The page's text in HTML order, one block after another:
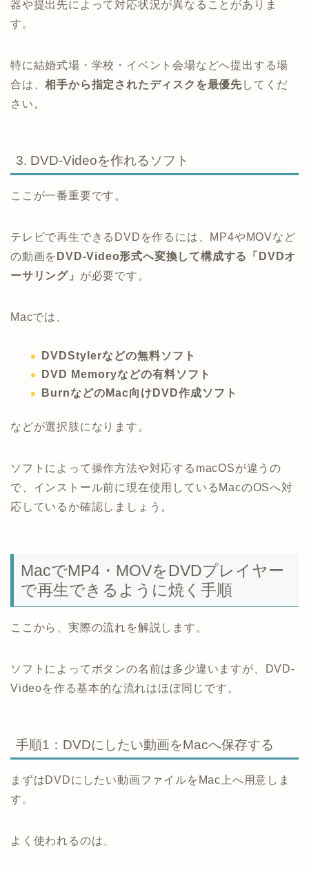
器や提出先によって対応状況が異なることがありま
す。
特に結婚式場・学校・イベント会場などへ提出する場
合は、相手から指定されたディスクを最優先してくだ
さい。
3. DVD-Videoを作れるソフト
ここが一番重要です。
テレビで再生できるDVDを作るには、MP4やMOVなど
の動画を DVD-Video形式へ変換して構成する「DVDオ
ーサリング」 が必要です。
Macでは、
DVDStylerなどの無料ソフト
DVD Memoryなどの有料ソフト
BurnなどのMac向けDVD作成ソフト
などが選択肢になります。
ソフトによって操作方法や対応するmacOSが違うの
で、インストール前に現在使用しているMacのOSへ対
応しているか確認しましょう。
MacでMP4・MOVをDVDプレイヤー
で再生できるように焼く手順
ここから、実際の流れを解説します。
ソフトによってボタンの名前は多少違いますが、DVD-
Videoを作る基本的な流れはほぼ同じです。
手順1：DVDにしたい動画をMacへ保存する
まずはDVDにしたい動画ファイルをMac上へ用意しま
す。
よく使われるのは、